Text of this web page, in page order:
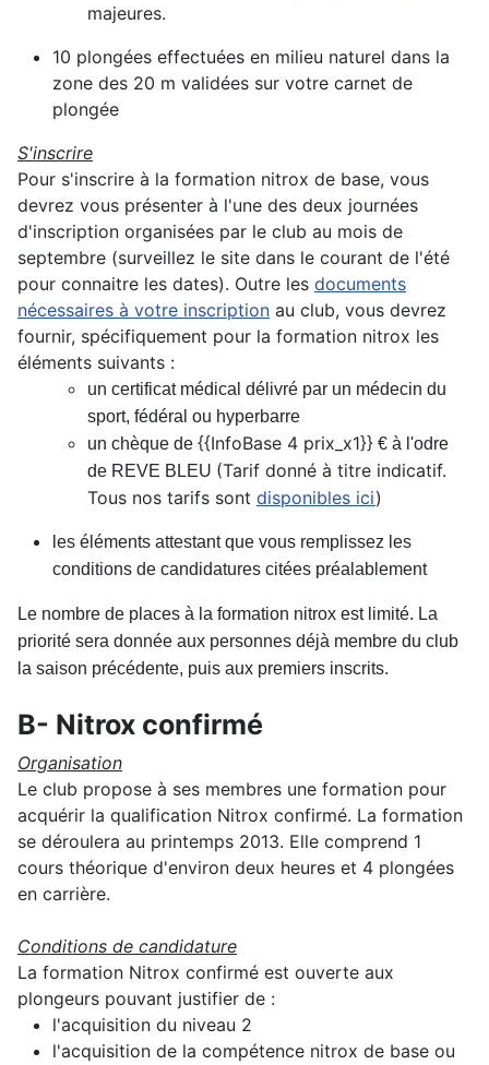
majeures.
10 plongées effectuées en milieu naturel dans la
zone des 20 m validées sur votre carnet de
plongée
S'inscrire
Pour s'inscrire à la formation nitrox de base, vous
devrez vous présenter à l'une des deux journées
d'inscription organisées par le club au mois de
septembre (surveillez le site dans le courant de l'été
pour connaitre les dates). Outre les documents
nécessaires à votre inscription au club, vous devrez
fournir, spécifiquement pour la formation nitrox les
éléments suivants :
un certificat médical délivré par un médecin du
sport, fédéral ou hyperbarre
un chèque de {{InfoBase 4 prix_x1}} € à l'odre
de REVE BLEU (Tarif donné à titre indicatif.
Tous nos tarifs sont disponibles ici)
les éléments attestant que vous remplissez les
conditions de candidatures citées préalablement
Le nombre de places à la formation nitrox est limité. La
priorité sera donnée aux personnes déjà membre du club
la saison précédente, puis aux premiers inscrits.
B- Nitrox confirmé
Organisation
Le club propose à ses membres une formation pour
acquérir la qualification Nitrox confirmé. La formation
se déroulera au printemps 2013. Elle comprend 1
cours théorique d'environ deux heures et 4 plongées
en carrière.
Conditions de candidature
La formation Nitrox confirmé est ouverte aux
plongeurs pouvant justifier de :
l'acquisition du niveau 2
l'acquisition de la compétence nitrox de base ou